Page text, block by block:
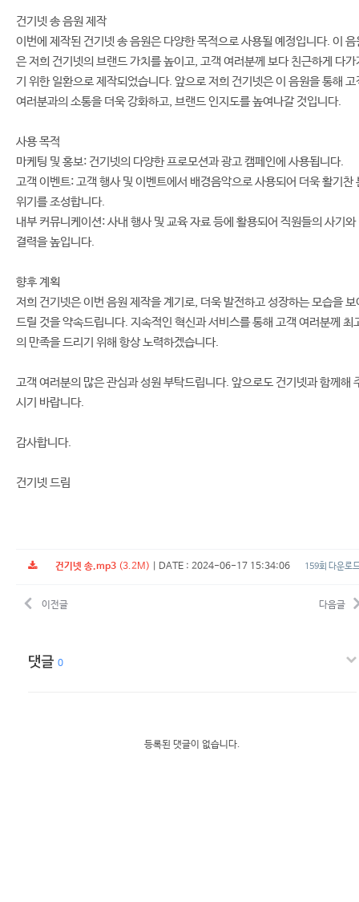
건기넷 송 음원 제작
이번에 제작된 건기넷 송 음원은 다양한 목적으로 사용될 예정입니다. 이 음
은 저희 건기넷의 브랜드 가치를 높이고, 고객 여러분께 보다 친근하게 다가
기 위한 일환으로 제작되었습니다. 앞으로 저희 건기넷은 이 음원을 통해 고
여러분과의 소통을 더욱 강화하고, 브랜드 인지도를 높여나갈 것입니다.
사용 목적
마케팅 및 홍보: 건기넷의 다양한 프로모션과 광고 캠페인에 사용됩니다.
고객 이벤트: 고객 행사 및 이벤트에서 배경음악으로 사용되어 더욱 활기찬
위기를 조성합니다.
내부 커뮤니케이션: 사내 행사 및 교육 자료 등에 활용되어 직원들의 사기와
결력을 높입니다.
향후 계획
저희 건기넷은 이번 음원 제작을 계기로, 더욱 발전하고 성장하는 모습을 보
드릴 것을 약속드립니다. 지속적인 혁신과 서비스를 통해 고객 여러분께 최
의 만족을 드리기 위해 항상 노력하겠습니다.
고객 여러분의 많은 관심과 성원 부탁드립니다. 앞으로도 건기넷과 함께해
시기 바랍니다.
감사합니다.
건기넷 드림
건기넷 송.mp3 (3.2M) 159회 다운로
DATE : 2024-06-17 15:34:06
이전글 다음글
댓글 0
등록된 댓글이 없습니다.